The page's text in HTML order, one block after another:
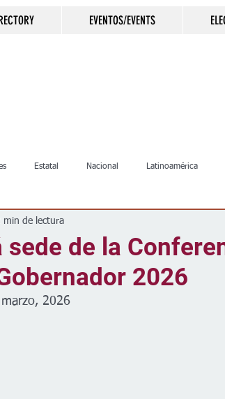
EVENTOS/EVENTS
Estatal Nacional Latinoamérica
Salud Arte & Cultura
Escuelas Calles Desamparados
de la
2026
min de lectura
2026